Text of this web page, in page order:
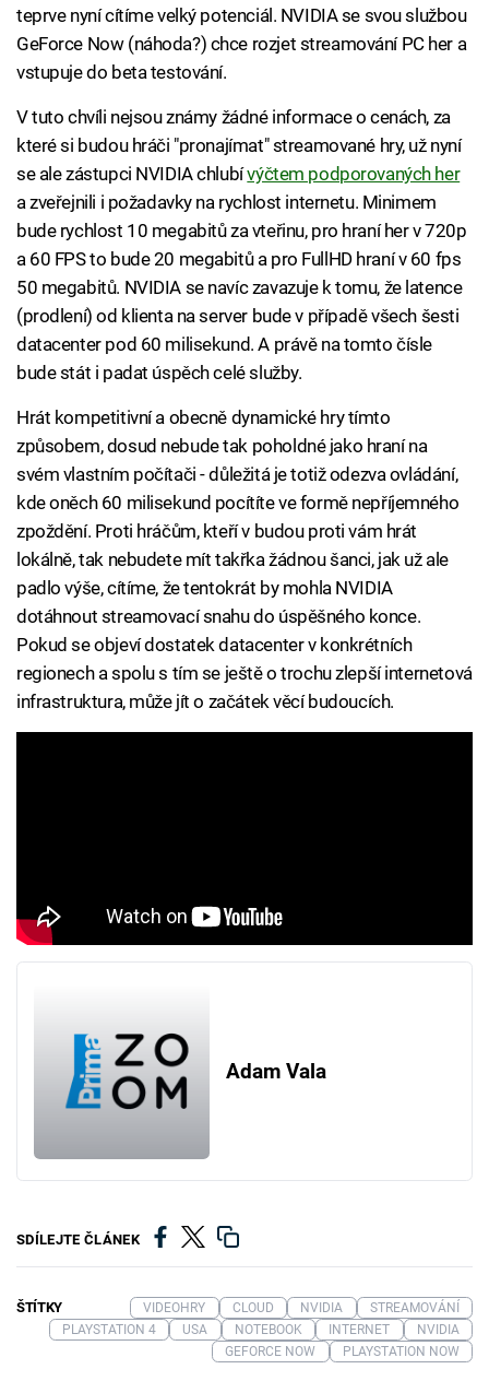
teprve nyní cítíme velký potenciál. NVIDIA se svou službou
GeForce Now (náhoda?) chce rozjet streamování PC her a
vstupuje do beta testování.
V tuto chvíli nejsou známy žádné informace o cenách, za
které si budou hráči "pronajímat" streamované hry, už nyní
se ale zástupci NVIDIA chlubívýčtem podporovaných her
a zveřejnili i požadavky na rychlost internetu. Minimem
bude rychlost 10 megabitů za vteřinu, pro hraní her v 720p
a 60 FPS to bude 20 megabitů a pro FullHD hraní v 60 fps
50 megabitů. NVIDIA se navíc zavazuje k tomu, že latence
(prodlení) od klienta na server bude v případě všech šesti
datacenter pod 60 milisekund. A právě na tomto čísle
bude stát i padat úspěch celé služby.
Hrát kompetitivní a obecně dynamické hry tímto
způsobem, dosud nebude tak poholdné jako hraní na
svém vlastním počítači - důležitá je totiž odezva ovládání,
kde oněch 60 milisekund pocítíte ve formě nepříjemného
zpoždění. Proti hráčům, kteří v budou proti vám hrát
lokálně, tak nebudete mít takřka žádnou šanci, jak už ale
padlo výše, cítíme, že tentokrát by mohla NVIDIA
dotáhnout streamovací snahu do úspěšného konce.
Pokud se objeví dostatek datacenter v konkrétních
regionech a spolu s tím se ještě o trochu zlepší internetová
infrastruktura, může jít o začátek věcí budoucích.
Adam Vala
SDÍLEJTE ČLÁNEK
ŠTÍTKY VIDEOHRY CLOUD NVIDIA
STREAMOVÁNÍ
PLAYSTATION 4
USA NOTEBOOK INTERNET
NVIDIA
GEFORCE NOW
PLAYSTATION NOW